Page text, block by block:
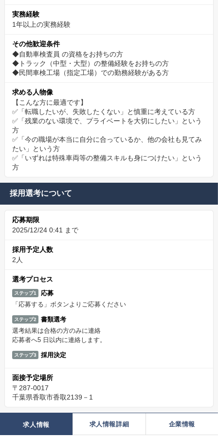
実務経験
1年以上の実務経験
その他歓迎条件
◆自動車検査員 の資格をお持ちの方
◆トラック（中型・大型）の整備経験をお持ちの方
◆民間車検工場（指定工場）での勤務経験がある方
求める人物像
【こんな方に最適です】
✅「転職したいが、失敗したくない」と慎重に考えている方
✅「残業のない環境で、プライベートを大切にしたい」という
方
✅「今の職場が本当に自分に合っているか、他の会社も見てみ
たい」という方
✅「いずれは特殊車両等の整備スキルも身につけたい」という
方
採用選考について
応募期限
2025/12/24 0:41 まで
採用予定人数
2人
選考プロセス
ステップ1
応募
「応募する」ボタンよりご応募ください
ステップ2
書類選考
選考結果は合格の方のみに連絡
応募者へ5 日以内に連絡します。
ステップ3 採用決定
面接予定場所
〒287-0017
千葉県香取市香取2139－1
求人情報 求人情報詳細 企業情報